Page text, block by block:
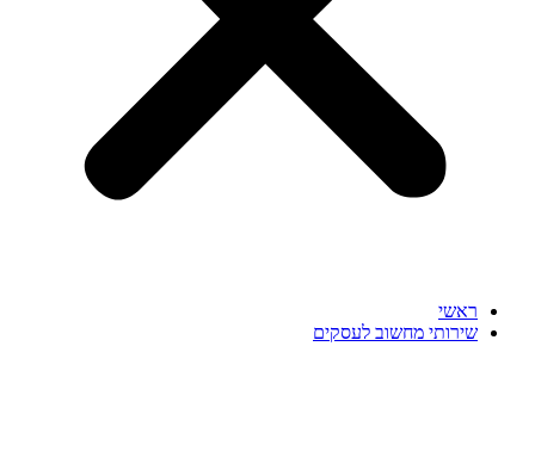
ראשי
שירותי מחשוב לעסקים